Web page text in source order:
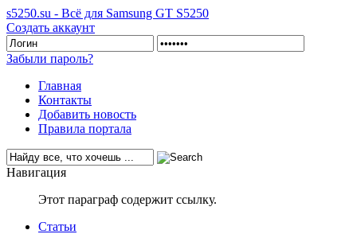
s5250.su - Всё для Samsung GT S5250
Создать аккаунт
Забыли пароль?
Главная
Контакты
Добавить новость
Правила портала
Навигация
Этот параграф содержит ссылку.
Статьи